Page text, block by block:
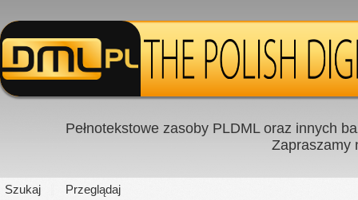
Pełnotekstowe zasoby PLDML oraz innych
Zapraszamy
Szukaj Przeglądaj